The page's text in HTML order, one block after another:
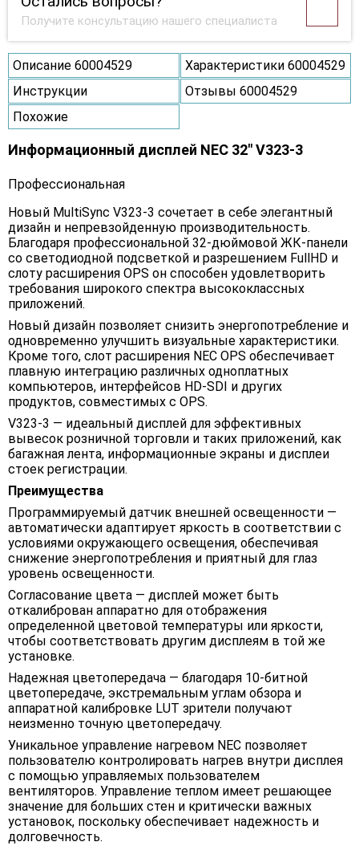
Получите консультацию нашего специалиста
Описание 60004529
Характеристики 60004529
Инструкции
Отзывы 60004529
Похожие
Информационный дисплей NEC 32" V323-3
Профессиональная
Новый MultiSync V323-3 сочетает в себе элегантный
дизайн и непревзойденную производительность.
Благодаря профессиональной 32-дюймовой ЖК-панели
со светодиодной подсветкой и разрешением FullHD и
слоту расширения OPS он способен удовлетворить
требования широкого спектра высококлассных
приложений.
Новый дизайн позволяет снизить энергопотребление и
одновременно улучшить визуальные характеристики.
Кроме того, слот расширения NEC OPS обеспечивает
плавную интеграцию различных одноплатных
компьютеров, интерфейсов HD-SDI и других
продуктов, совместимых с OPS.
V323-3 — идеальный дисплей для эффективных
вывесок розничной торговли и таких приложений, как
багажная лента, информационные экраны и дисплеи
стоек регистрации.
Преимущества
Программируемый датчик внешней освещенности —
автоматически адаптирует яркость в соответствии с
условиями окружающего освещения, обеспечивая
снижение энергопотребления и приятный для глаз
уровень освещенности.
Согласование цвета — дисплей может быть
откалиброван аппаратно для отображения
определенной цветовой температуры или яркости,
чтобы соответствовать другим дисплеям в той же
установке.
Надежная цветопередача — благодаря 10-битной
цветопередаче, экстремальным углам обзора и
аппаратной калибровке LUT зрители получают
неизменно точную цветопередачу.
Уникальное управление нагревом NEC позволяет
пользователю контролировать нагрев внутри дисплея
с помощью управляемых пользователем
вентиляторов. Управление теплом имеет решающее
значение для больших стен и критически важных
установок, поскольку обеспечивает надежность и
долговечность.